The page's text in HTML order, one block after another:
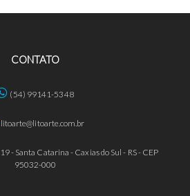
CONTATO
(54) 99141-5348
litoarte@litoarte.com.br
- Santa Catarina - Caxias do Sul - RS - CEP
95032-000